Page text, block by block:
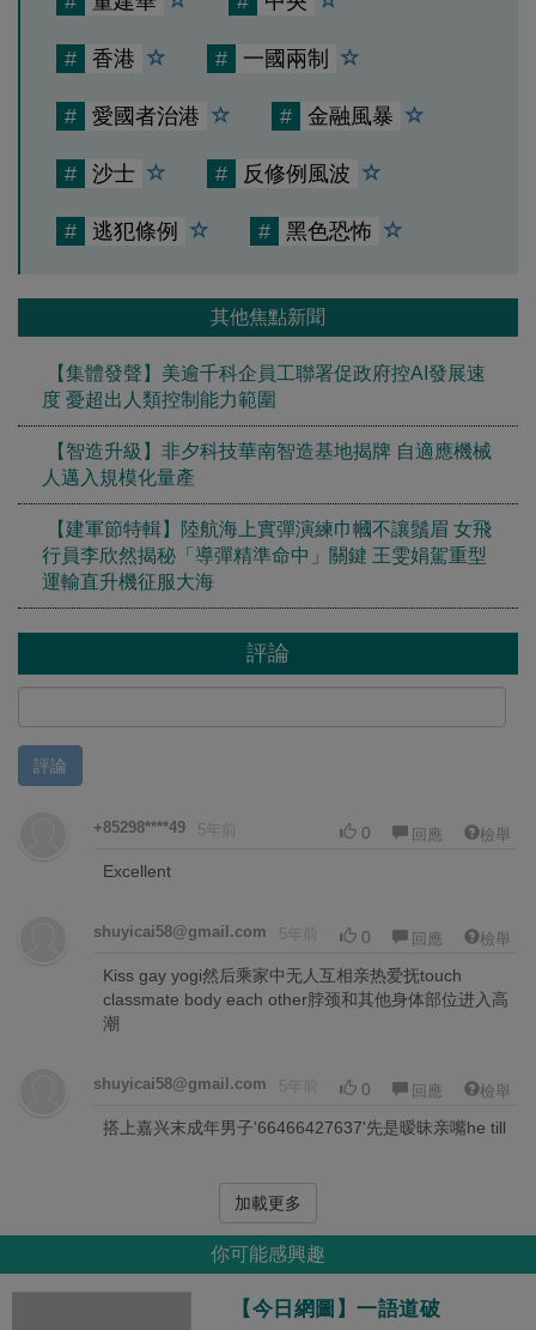
# 香港 # 一國兩制
# 愛國者治港 # 金融風暴
# 沙士 # 反修例風波
# 逃犯條例 # 黑色恐怖
其他焦點新聞
【集體發聲】美逾千科企員工聯署促政府控AI發展速
度 憂超出人類控制能力範圍
【智造升級】非夕科技華南智造基地揭牌 自適應機械
人邁入規模化量產
【建軍節特輯】陸航海上實彈演練巾幗不讓鬚眉 女飛
行員李欣然揭秘「導彈精準命中」關鍵 王雯娟駕重型
運輸直升機征服大海
評論
評論
+85298****49 5年前 0 回應 檢舉
Excellent
shuyicai58@gmail.com 5年前 0 回應 檢舉
Kiss gay yogi然后乘家中无人互相亲热爱抚touch
classmate body each other脖颈和其他身体部位进入高
潮
shuyicai58@gmail.com 5年前 0 回應 檢舉
搭上嘉兴末成年男子'66466427637'先是暧昧亲嘴he till
加載更多
你可能感興趣
【今日網圖】一語道破